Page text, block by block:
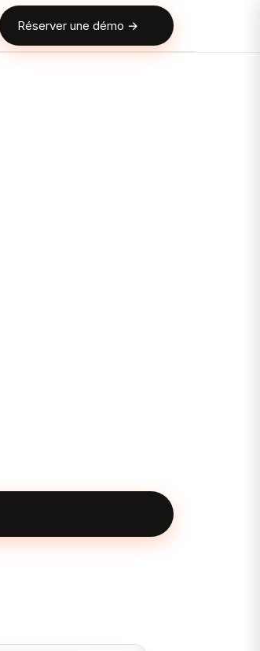
Réserver une démo →